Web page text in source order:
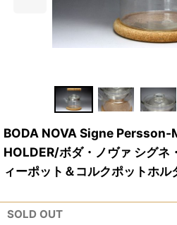
BODA NOVA Signe Persson-
HOLDER/ボダ・ノヴァ シグネ
ィーポット＆コルクポットホル
SOLD OUT